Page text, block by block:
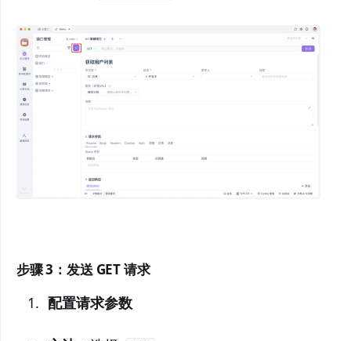
步骤 3：发送 GET 请求
配置请求参数